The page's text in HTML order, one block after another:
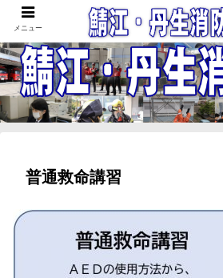
鯖江・丹生消防組合
普通救命講習
メニュー